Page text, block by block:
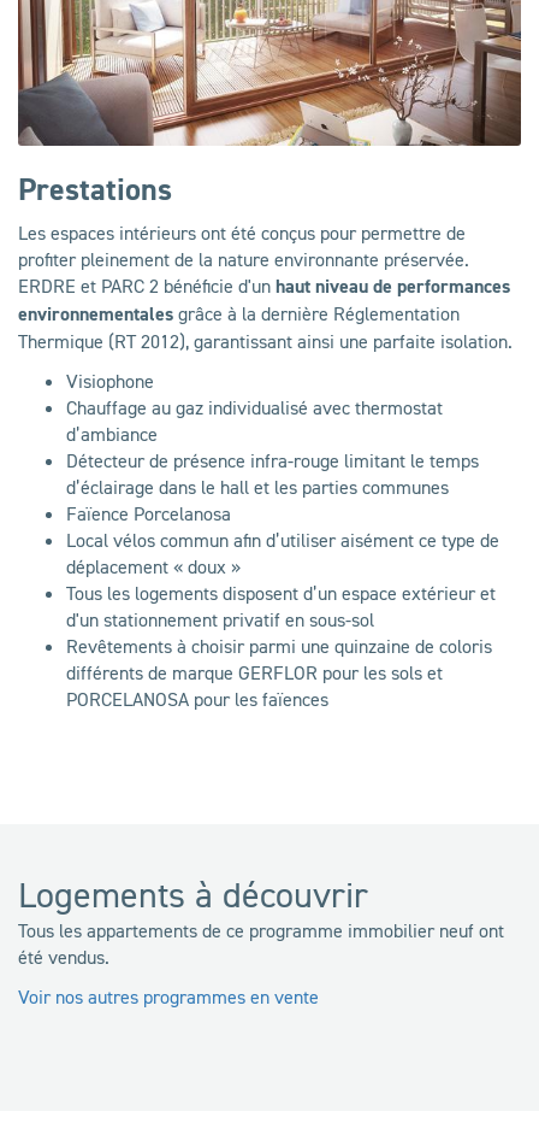
Prestations
Les espaces intérieurs ont été conçus pour permettre de
profiter pleinement de la nature environnante préservée.
ERDRE et PARC 2 bénéficie d'un haut niveau de performances
environnementales grâce à la dernière Réglementation
Thermique (RT 2012), garantissant ainsi une parfaite isolation.
Visiophone
Chauffage au gaz individualisé avec thermostat
d’ambiance
Détecteur de présence infra-rouge limitant le temps
d’éclairage dans le hall et les parties communes
Faïence Porcelanosa
Local vélos commun afin d’utiliser aisément ce type de
déplacement « doux »
Tous les logements disposent d’un espace extérieur et
d'un stationnement privatif en sous-sol
Revêtements à choisir parmi une quinzaine de coloris
différents de marque GERFLOR pour les sols et
PORCELANOSA pour les faïences
Logements à découvrir
Tous les appartements de ce programme immobilier neuf ont
été vendus.
Voir nos autres programmes en vente